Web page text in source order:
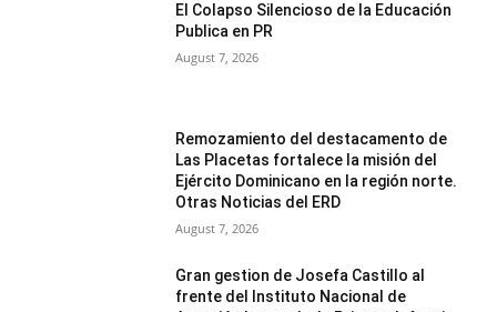
El Colapso Silencioso de la Educación
Publica en PR
August 7, 2026
Remozamiento del destacamento de
Las Placetas fortalece la misión del
Ejército Dominicano en la región norte.
Otras Noticias del ERD
August 7, 2026
Gran gestion de Josefa Castillo al
frente del Instituto Nacional de